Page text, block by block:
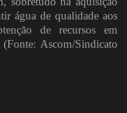
água de qualidade aos
de recursos em
Ascom/Sindicato